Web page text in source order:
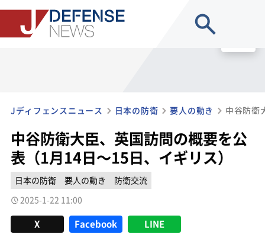
Jディフェンスニュース 日本の防衛 要人の動き
中谷防衛大臣、英国訪問の概要を公
表（1月14日～15日、イギリス）
日本の防衛 要人の動き
防衛交流
2025-1-22 11:00
X Facebook LINE